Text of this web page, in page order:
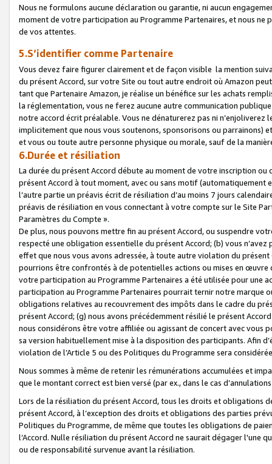
Nous ne formulons aucune déclaration ou garantie, ni aucun
moment de votre participation au Programme Partenaires, et nous
de vos attentes.
5.S’identifier comme Partenaire
Vous devez faire figurer clairement et de façon visible la mention
du présent Accord, sur votre Site ou tout autre endroit où Amazon
tant que Partenaire Amazon, je réalise un bénéfice sur les achats
la réglementation, vous ne ferez aucune autre communication
notre accord écrit préalable. Vous ne dénaturerez pas ni
implicitement que nous vous soutenons, sponsorisons ou parrainons)
et vous ou toute autre personne physique ou morale, sauf de la
6.Durée et résiliation
La durée du présent Accord débute au moment de votre inscription
présent Accord à tout moment, avec ou sans motif (automatiquement
l’autre partie un préavis écrit de résiliation d’au moins 7 jours
préavis de résiliation en vous connectant à votre compte sur le Site
Paramètres du Compte ».
De plus, nous pouvons mettre fin au présent Accord, ou suspendre
respecté une obligation essentielle du présent Accord; (b) vous
effet que nous vous avons adressée, à toute autre violation du
pourrions être confrontés à de potentielles actions ou mises en
votre participation au Programme Partenaires a été utilisée pour une
participation au Programme Partenaires pourrait ternir notre marque
obligations relatives au recouvrement des impôts dans le cadre du
présent Accord; (g) nous avons précédemment résilié le présent
nous considérons être votre affiliée ou agissant de concert avec vous
sa version habituellement mise à la disposition des participants. Afin
violation de l’Article 5 ou des Politiques du Programme sera
Nous sommes à même de retenir les rémunérations accumulées et
que le montant correct est bien versé (par ex., dans le cas
Lors de la résiliation du présent Accord, tous les droits et obligations
présent Accord, à l’exception des droits et obligations des parties
Politiques du Programme, de même que toutes les obligations de
l’Accord. Nulle résiliation du présent Accord ne saurait dégager l'une
ou de responsabilité survenue avant la résiliation.